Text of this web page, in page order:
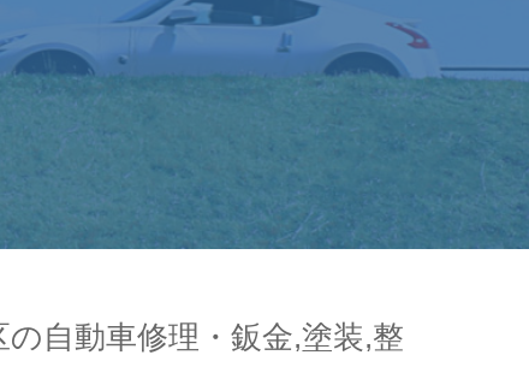
自動車修理・鈑金,塗装,整